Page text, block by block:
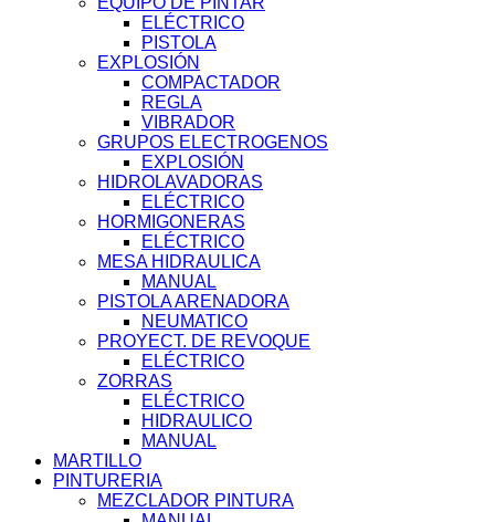
ELÉCTRICO
PISTOLA
EXPLOSIÓN
COMPACTADOR
REGLA
VIBRADOR
GRUPOS ELECTROGENOS
EXPLOSIÓN
HIDROLAVADORAS
ELÉCTRICO
HORMIGONERAS
ELÉCTRICO
MESA HIDRAULICA
MANUAL
PISTOLA ARENADORA
NEUMATICO
PROYECT. DE REVOQUE
ELÉCTRICO
ZORRAS
ELÉCTRICO
HIDRAULICO
MANUAL
MARTILLO
PINTURERIA
MEZCLADOR PINTURA